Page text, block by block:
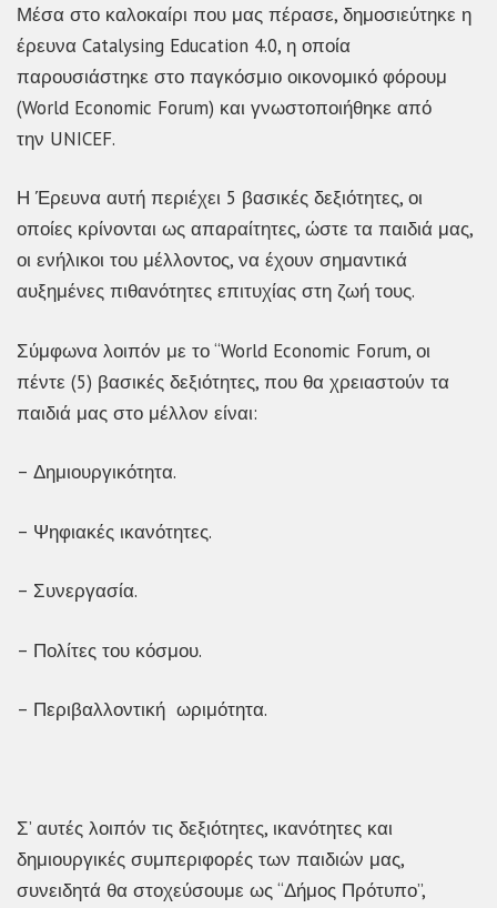
Μέσα στο καλοκαίρι που μας πέρασε, δημοσιεύτηκε η
έρευνα Catalysing Education 4.0, η οποία
παρουσιάστηκε στο παγκόσμιο οικονομικό φόρουμ
(World Economic Forum) και γνωστοποιήθηκε από
την UNICEF.
Η Έρευνα αυτή περιέχει 5 βασικές δεξιότητες, οι
οποίες κρίνονται ως απαραίτητες, ώστε τα παιδιά μας,
οι ενήλικοι του μέλλοντος, να έχουν σημαντικά
αυξημένες πιθανότητες επιτυχίας στη ζωή τους.
Σύμφωνα λοιπόν με το “World Economic Forum, οι
πέντε (5) βασικές δεξιότητες, που θα χρειαστούν τα
παιδιά μας στο μέλλον είναι:
– Δημιουργικότητα.
– Ψηφιακές ικανότητες.
– Συνεργασία.
– Πολίτες του κόσμου.
– Περιβαλλοντική ωριμότητα.
Σ’ αυτές λοιπόν τις δεξιότητες, ικανότητες και
δημιουργικές συμπεριφορές των παιδιών μας,
συνειδητά θα στοχεύσουμε ως “Δήμος Πρότυπο”,